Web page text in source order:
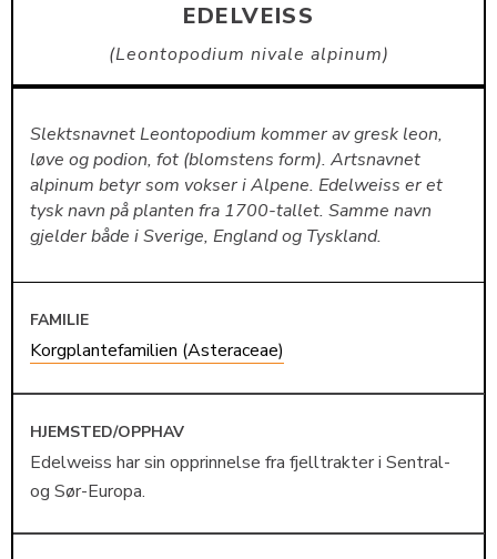
EDELVEISS
Leontopodium nivale alpinum
Slektsnavnet Leontopodium kommer av gresk leon,
løve og podion, fot (blomstens form). Artsnavnet
alpinum betyr som vokser i Alpene. Edelweiss er et
tysk navn på planten fra 1700-tallet. Samme navn
gjelder både i Sverige, England og Tyskland.
FAMILIE
Korgplantefamilien (Asteraceae)
HJEMSTED/OPPHAV
Edelweiss har sin opprinnelse fra fjelltrakter i Sentral-
og Sør-Europa.